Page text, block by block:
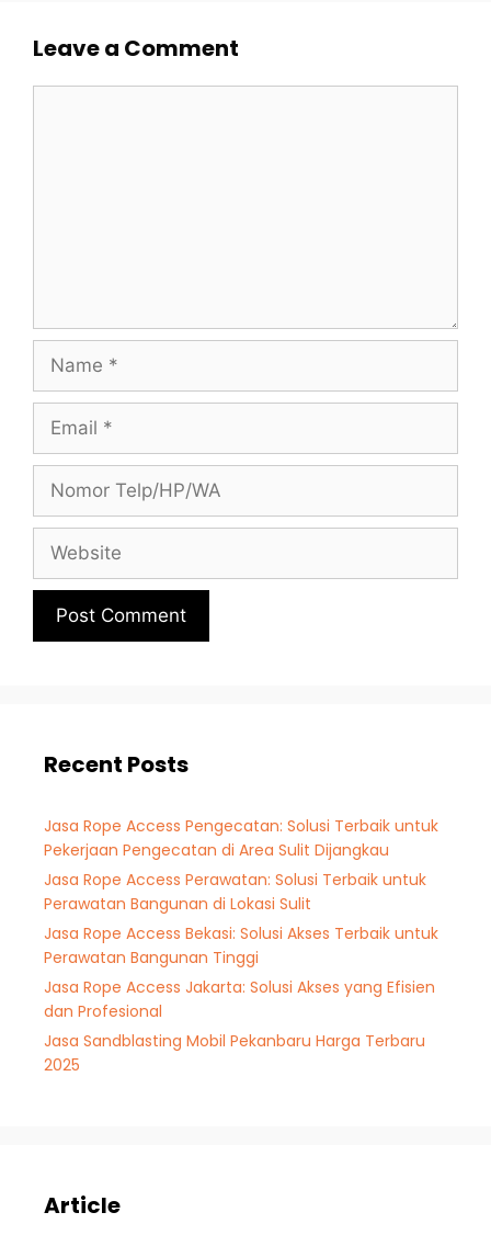
Leave a Comment
Recent Posts
Jasa Rope Access Pengecatan: Solusi Terbaik untuk
Pekerjaan Pengecatan di Area Sulit Dijangkau
Jasa Rope Access Perawatan: Solusi Terbaik untuk
Perawatan Bangunan di Lokasi Sulit
Jasa Rope Access Bekasi: Solusi Akses Terbaik untuk
Perawatan Bangunan Tinggi
Jasa Rope Access Jakarta: Solusi Akses yang Efisien
dan Profesional
Jasa Sandblasting Mobil Pekanbaru Harga Terbaru
2025
Article